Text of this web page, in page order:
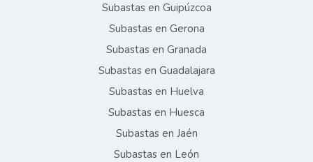
Subastas en Guipúzcoa
Subastas en Gerona
Subastas en Granada
Subastas en Guadalajara
Subastas en Huelva
Subastas en Huesca
Subastas en Jaén
Subastas en León